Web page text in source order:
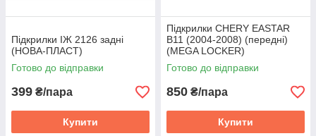
Підкрилки ІЖ 2126 задні
(НОВА-ПЛАСТ)
Готово до відправки
399 ₴/пара
Купити
Підкрилки CHERY EASTAR
B11 (2004-2008) (передні)
(MEGA LOCKER)
Готово до відправки
850 ₴/пара
Купити